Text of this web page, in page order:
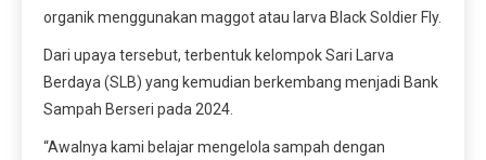
organik menggunakan maggot atau larva Black Soldier Fly.
Dari upaya tersebut, terbentuk kelompok Sari Larva
Berdaya (SLB) yang kemudian berkembang menjadi Bank
Sampah Berseri pada 2024.
“Awalnya kami belajar mengelola sampah dengan